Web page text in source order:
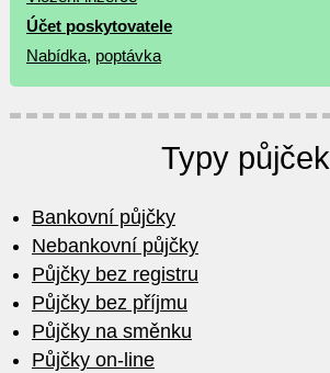
Účet poskytovatele
Nabídka, poptávka
Typy půjček
Bankovní půjčky
Nebankovní půjčky
Půjčky bez registru
Půjčky bez příjmu
Půjčky na směnku
Půjčky on-line